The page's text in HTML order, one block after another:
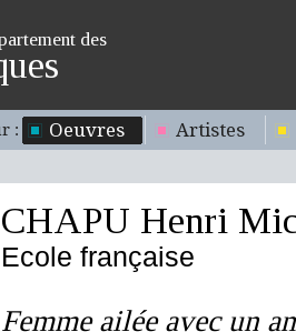
des
: Oeuvres Artistes
CHAPU Henri
Ecole française
Femme ailée avec un